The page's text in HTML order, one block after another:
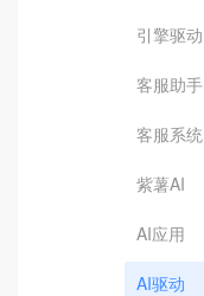
引擎驱动
客服助手
客服系统
紫薯AI
AI应用
AI驱动